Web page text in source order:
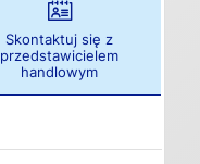
Skontaktuj się z
przedstawicielem
handlowym